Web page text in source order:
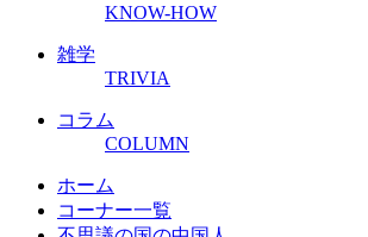
KNOW-HOW
雑学
TRIVIA
コラム
COLUMN
ホーム
コーナー一覧